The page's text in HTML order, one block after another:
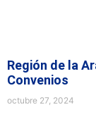
Región de la
Convenios
octubre 27, 2024